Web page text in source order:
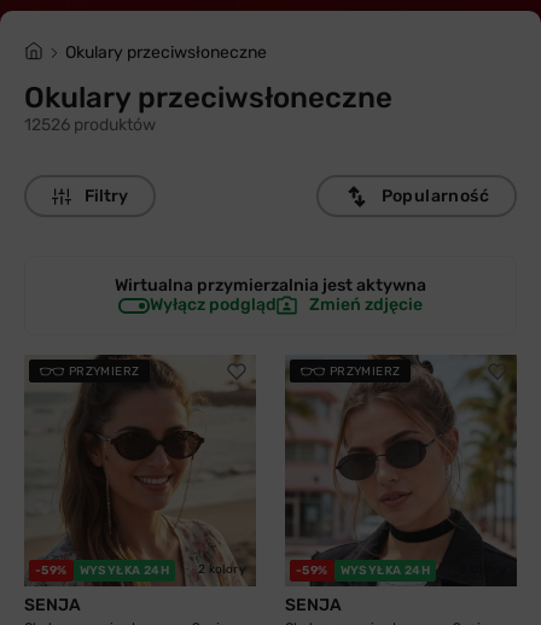
Okulary przeciwsłoneczne
Okulary przeciwsłoneczne
12526 produktów
Filtry Popularność
Wirtualna przymierzalnia jestaktywna
Wyłącz podgląd
Zmień zdjęcie
PRZYMIERZ
-59% WYSYŁKA 24H 2 kolory
SENJA
PRZYMIERZ
-59% WYSYŁKA 24H
SENJA